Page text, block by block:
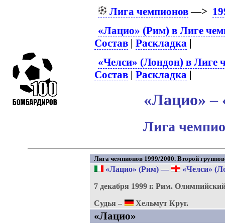
Лига чемпионов—>
«Лацио» (Рим) в Лиге
Состав |Раскладка |
«Челси» (Лондон) в Лиге
Состав |Раскладка |
«Лацио» –
Лига
Лига чемпионов 1999/2000. Второй
«Лацио» (Рим)—
«Челси»
7 декабря 1999 г. Рим.
Судья –
Хельмут Круг.
«Лацио»